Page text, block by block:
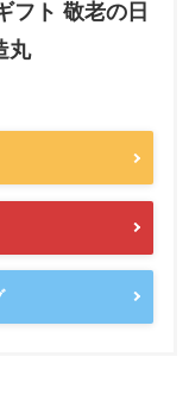
フト 敬老の日
丸